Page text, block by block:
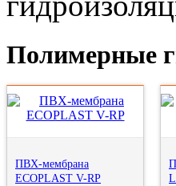
Полимерные
ПВХ-мембрана
ECOPLAST V-RP